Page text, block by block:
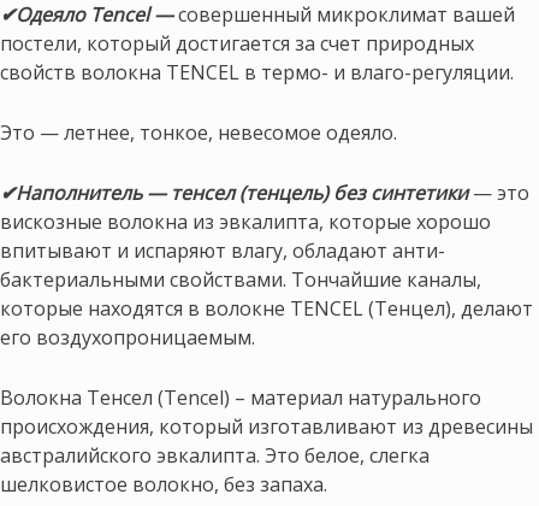
✔Одеяло Tencel—совершенный микроклимат вашей
постели, который достигается за счет природных
свойств волокна TENCEL в термо- и влаго-регуляции.
Это — летнее, тонкое, невесомое одеяло.
✔Наполнитель — тенсел (тенцель) без синтетики — это
вискозные волокна из эвкалипта, которые хорошо
впитывают и испаряют влагу, обладают анти-
бактериальными свойствами. Тончайшие каналы,
которые находятся в волокне TENCEL (Тенцел), делают
его воздухопроницаемым.
Волокна Тенсел (Tencel) – материал натурального
происхождения, который изготавливают из древесины
австралийского эвкалипта. Это белое, слегка
шелковистое волокно, без запаха.